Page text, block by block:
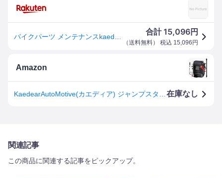
合計15,096円
（送料無料） 税込 15,096 円
Amazon
在庫なし
関連記事
この商品に関連する記事をピックアップ。